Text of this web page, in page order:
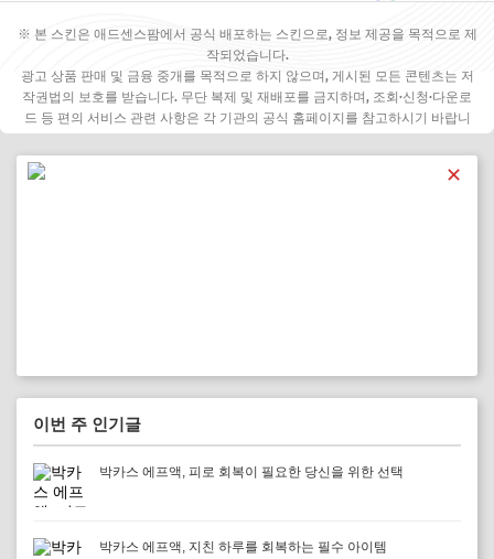
※ 본 스킨은 애드센스팜에서 공식 배포하는 스킨으로, 정보 제공을 목적으로 제
작되었습니다.
광고 상품 판매 및 금융 중개를 목적으로 하지 않으며, 게시된 모든 콘텐츠는 저
작권법의 보호를 받습니다. 무단 복제 및 재배포를 금지하며, 조회·신청·다운로
드 등 편의 서비스 관련 사항은 각 기관의 공식 홈페이지를 참고하시기 바랍니
✕
이번 주 인기글
박카스 에프액, 피로 회복이 필요한 당신을 위한 선택
박카스 에프액, 지친 하루를 회복하는 필수 아이템